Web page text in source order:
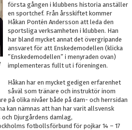
första gången i klubbens historia anställer
en sportchef. Från årsskiftet kommer
Håkan Pontén Andersson att leda den
sportsliga verksamheten i klubben. Han
har bland mycket annat det övergripande
ansvaret för att Enskedemodellen (klicka
”Enskedemodellen” i menyraden ovan)
implementeras fullt ut i föreningen.
Håkan har en mycket gedigen erfarenhet
såväl som tränare och instruktör inom
på olika nivåer både på dam- och herrsidan
kan nämnas att han har varit allsvensk
Djurgårdens damlag,
fotbollsförbund för pojkar 14 – 17